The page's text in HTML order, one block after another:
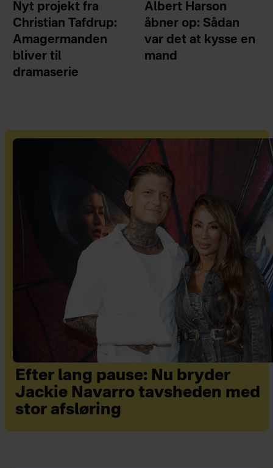
Nyt projekt fra
Christian Tafdrup:
Amagermanden
bliver til
dramaserie
Albert Harson
åbner op: Sådan
var det at kysse en
mand
Efter lang pause: Nu bryder
Jackie Navarro tavsheden med
stor afsløring